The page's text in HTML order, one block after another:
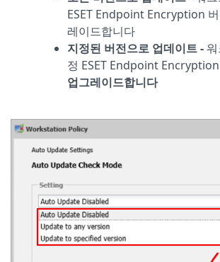
ESET Endpoint Encryption
레이드합니다
지정된 버전으로 업데이트 -
정 ESET Endpoint
업그레이드합니다